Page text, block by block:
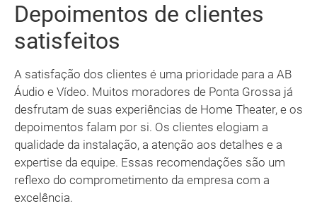
Depoimentos de clientes
satisfeitos
A satisfação dos clientes é uma prioridade para a AB
Áudio e Vídeo. Muitos moradores de Ponta Grossa já
desfrutam de suas experiências de Home Theater, e os
depoimentos falam por si. Os clientes elogiam a
qualidade da instalação, a atenção aos detalhes e a
expertise da equipe. Essas recomendações são um
reflexo do comprometimento da empresa com a
excelência.